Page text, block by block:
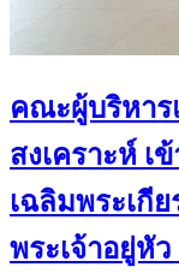
คณะผู้บริหาร
สงเคราะห์ เ
เฉลิมพระเกี
พระเจ้าอยู่หั